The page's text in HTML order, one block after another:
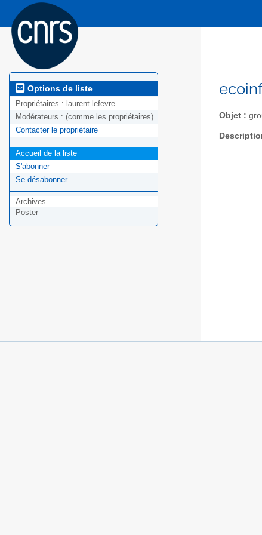
Options de liste
Propriétaires : laurent.lefevre
Modérateurs : (comme les propriétaires)
Contacter le propriétaire
Accueil de la liste
S'abonner
Se désabonner
Archives
Poster
Objet :